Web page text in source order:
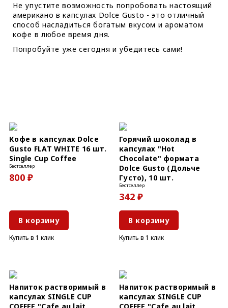
Не упустите возможность попробовать настоящий
американо в капсулах Dolce Gusto - это отличный
способ насладиться богатым вкусом и ароматом
кофе в любое время дня.
Попробуйте уже сегодня и убедитесь сами!
Кофе в капсулах Dolce
Gusto FLAT WHITE 16 шт.
Single Cup Coffee
Бестселлер
800 ₽
В корзину
Купить в 1 клик
Горячий шоколад в
капсулах "Hot
Chocolate" формата
Dolce Gusto (Дольче
Густо), 10 шт.
Бестселлер
342 ₽
В корзину
Купить в 1 клик
Напиток растворимый в
капсулах SINGLE CUP
Напиток растворимый в
капсулах SINGLE CUP